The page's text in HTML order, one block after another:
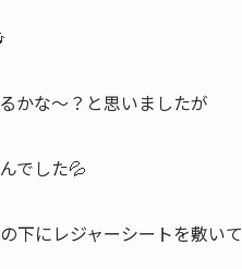
かな～？と思いましたが
でした💦
下にレジャーシートを敷いて